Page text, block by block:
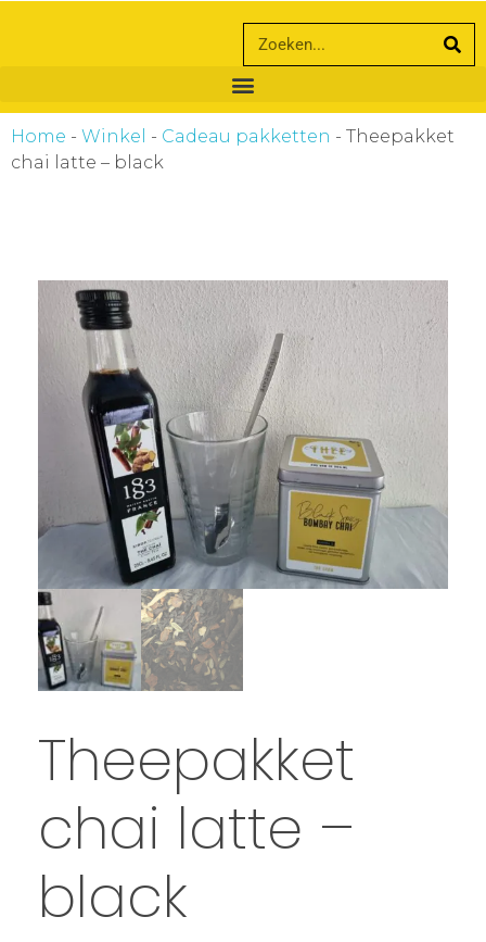
Home - Winkel - Cadeau pakketten - Theepakket
chai latte – black
Theepakket
chai latte –
black